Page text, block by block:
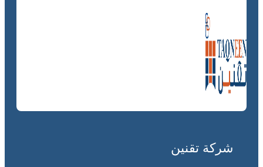
شركة تقنين